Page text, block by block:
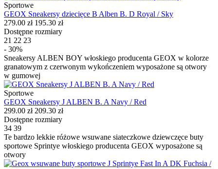
Sportowe
GEOX Sneakersy dziecięce B Alben B. D Royal / Sky
279.00 zł 195.30 zł
Dostępne rozmiary
21 22 23
- 30%
Sneakersy ALBEN BOY włoskiego producenta GEOX w kolorze
granatowym z czerwonym wykończeniem wyposażone są otwory
w gumowej
Sportowe
GEOX Sneakersy J ALBEN B. A Navy / Red
299.00 zł 209.30 zł
Dostępne rozmiary
34 39
Te bardzo lekkie różowe wsuwane siateczkowe dziewczęce buty
sportowe Sprintye włoskiego producenta GEOX wyposażone są
otwory